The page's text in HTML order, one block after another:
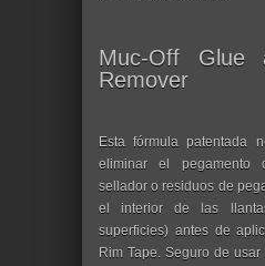
Muc-Off Glue
Remover
Esta fórmula patentada
eliminar el pegamento
sellador o residuos de
el interior de las
superficies) antes de
Rim Tape. Seguro de